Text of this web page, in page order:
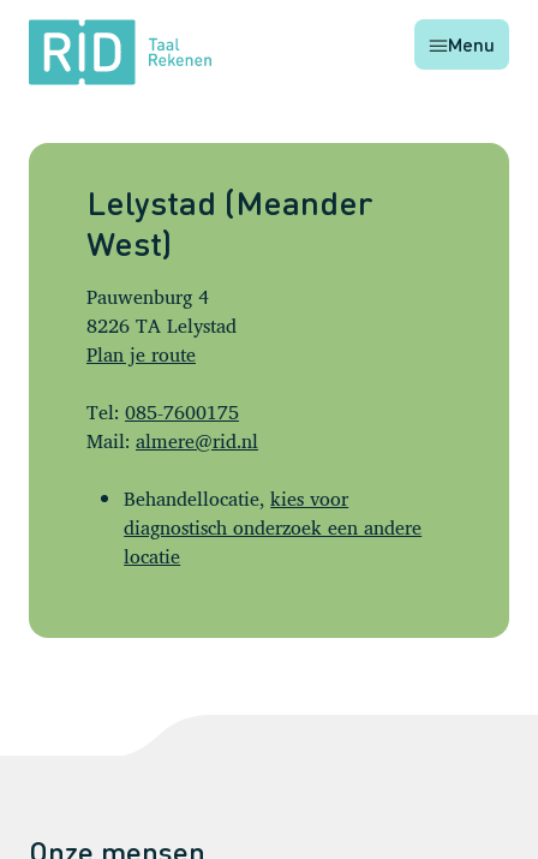
RID
Taal
Rekenen
Menu
Lelystad (Meander
West)
Pauwenburg 4
8226 TA Lelystad
Plan je route
Tel: 085-7600175
Mail: almere@rid.nl
Behandellocatie,kies voor
diagnostisch onderzoek een andere
locatie
Onze mensen